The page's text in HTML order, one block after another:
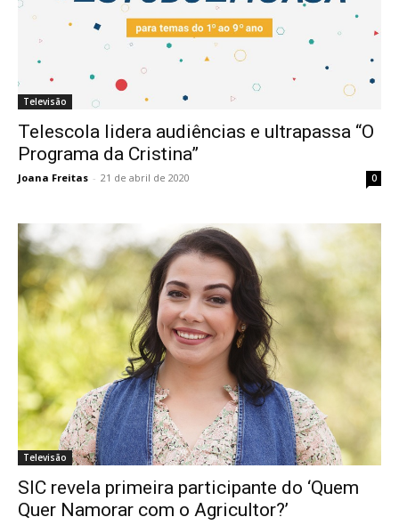
Televisão
Telescola lidera audiências e ultrapassa “O
Programa da Cristina”
Joana Freitas - 21 de abril de 2020 0
Televisão
SIC revela primeira participante do ‘Quem
Quer Namorar com o Agricultor?’